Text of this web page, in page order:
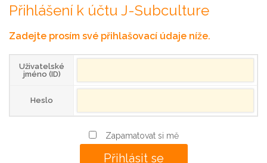
Přihlášení k účtu J-Subculture
Zadejte prosím své přihlašovací údaje níže.
Uživatelské
jméno (ID)
Heslo
Zapamatovat si mě